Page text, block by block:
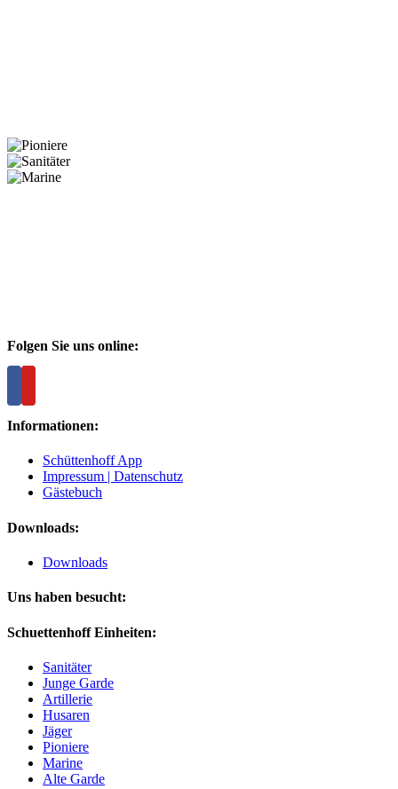
Folgen Sie uns online:
Informationen:
Schüttenhoff App
Impressum | Datenschutz
Gästebuch
Downloads:
Downloads
Uns haben besucht:
Schuettenhoff Einheiten:
Sanitäter
Junge Garde
Artillerie
Husaren
Jäger
Pioniere
Marine
Alte Garde